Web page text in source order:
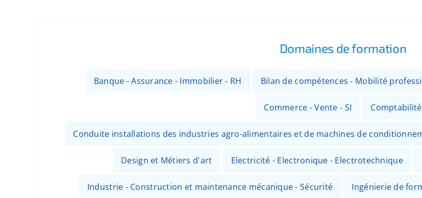
Domaines de formation
Banque - Assurance - Immobilier - RH Bilan de compétences - Mobilité
Commerce - Vente - SI Comptabilité
Conduite installations des industries agro-alimentaires et de machines de
Design et Métiers d'art Electricité - Electronique - Electrotechnique
Industrie - Construction et maintenance mécanique - Sécurité Ingénierie de